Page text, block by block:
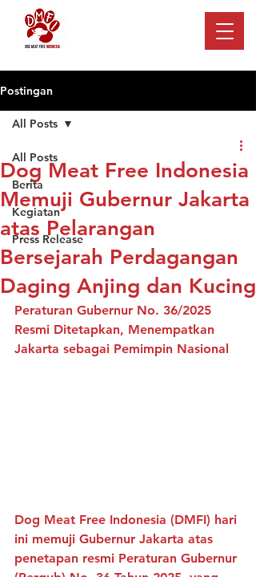
Postingan
All Posts
Berita
Kegiatan
Press Release
All Posts
Dog Meat Free Indonesia
Memuji Gubernur Jakarta
atas Pelarangan
Bersejarah Perdagangan
Daging Anjing dan Kucing
Peraturan Gubernur No. 36/2025
Resmi Ditetapkan, Menempatkan
Jakarta sebagai Pemimpin Nasional
Dog Meat Free Indonesia (DMFI) hari
ini memuji Gubernur Jakarta atas
penetapan resmi Peraturan Gubernur